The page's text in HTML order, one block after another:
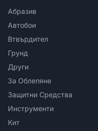
Абразив
Автобои
Втвърдител
Грунд
Други
За Облепяне
Защитни Средства
Инструменти
Кит